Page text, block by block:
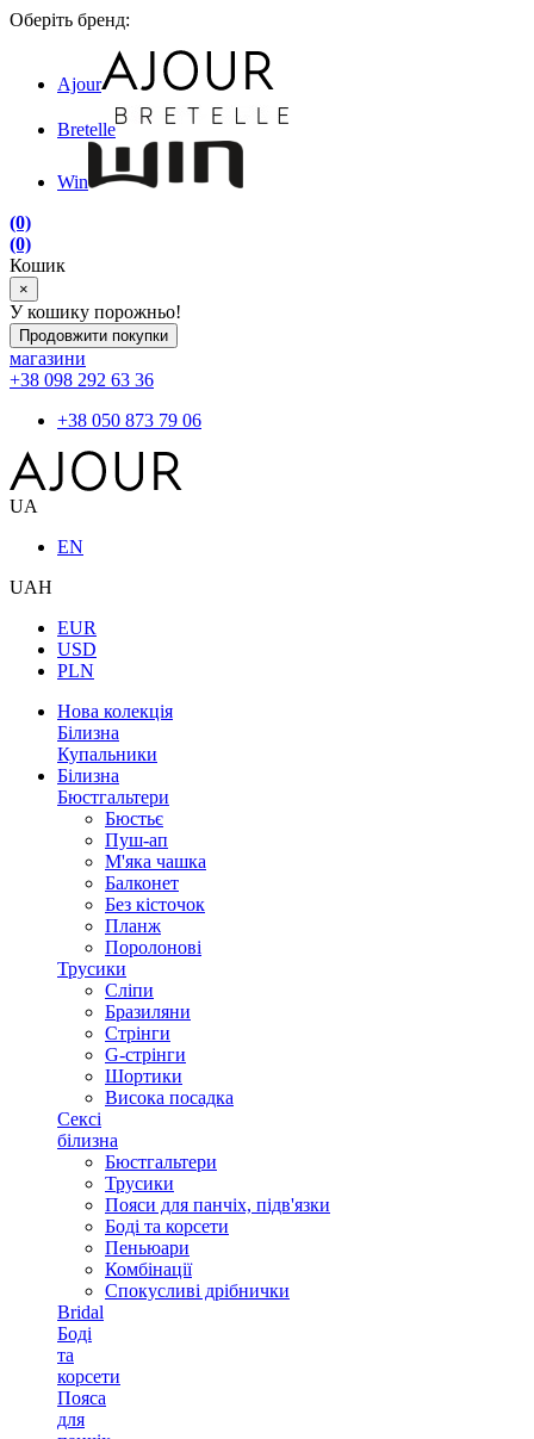
Оберіть бренд:
Ajour
Bretelle
Win
(0)
(0)
Кошик
×
У кошику порожньо!
Продовжити покупки
магазини
+38 098 292 63 36
+38 050 873 79 06
UA
EN
UAH
EUR
USD
PLN
Нова колекція
Білизна
Купальники
Білизна
Бюстгальтери
Бюстьє
Пуш-ап
М'яка чашка
Балконет
Без кісточок
Планж
Поролонові
Трусики
Сліпи
Бразиляни
Стрінги
G-стрінги
Шортики
Висока посадка
Сексі
білизна
Бюстгальтери
Трусики
Пояси для панчіх, підв'язки
Боді та корсети
Пеньюари
Комбінації
Спокусливі дрібнички
Bridal
Боді
та
корсети
Пояса
для